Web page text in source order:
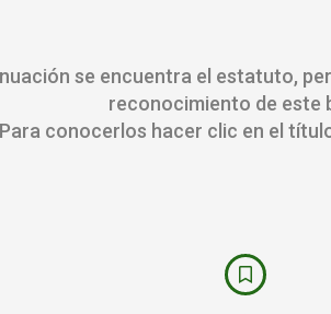
se encuentra el estatuto,
reconocimiento de este
Para conocerlos hacer clic en el